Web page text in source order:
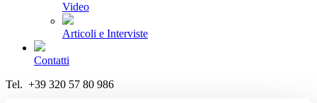
Video
Articoli e Interviste
Contatti
Tel. +39 320 57 80 986